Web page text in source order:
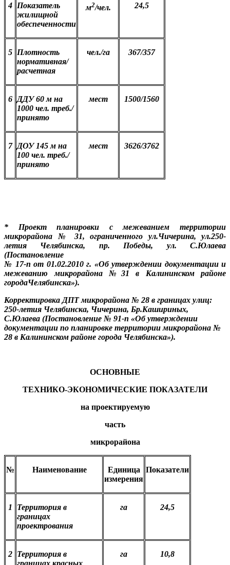
4 Показатель
жилищной
обеспеченности
м2/чел. 24,5
5 Плотность
нормативная/
расчетная
чел./га 367/357
6 ДДУ 60 м на
1000 чел. треб./
принято
мест 1500/1560
7 ДОУ 145 м на
100 чел. треб./
принято
мест 3626/3762
* Проект планировки с межеванием территории
микрорайона № 31, ограниченного ул.Чичерина, ул.250-
летия Челябинска, пр. Победы, ул. С.Юлаева
(Постановление
№ 17-п от 01.02.2010 г. «Об утверждении документации и
межеванию микрорайона №31 в Калининском районе
городаЧелябинска»).
Корректировка ДПТ микрорайона № 28 в границах улиц:
250-летия Челябинска, Чичерина, Бр.Кашириных,
С.Юлаева (Постановление № 91-п «Об утверждении
документации по планировке территории микрорайона №
28 в Калининском районе города Челябинска»).
ОСНОВНЫЕ
ТЕХНИКО-ЭКОНОМИЧЕСКИЕ ПОКАЗАТЕЛИ
на проектируемую
часть
микрорайона
№ Наименование
Единица
измерения
Показатели
1
Территория в
границах
проектрования
га 24,5
2 Территория в
границах красных
га 10,8